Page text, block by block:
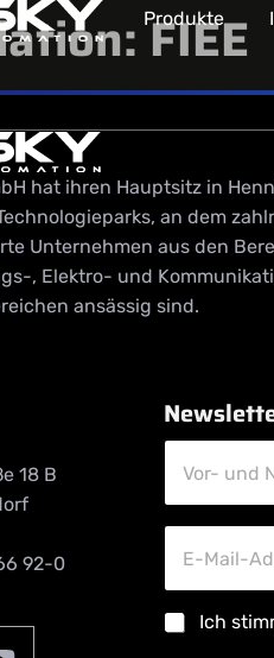
Produkte
FIEE
hat ihren Hauptsitz in
an dem
Unternehmen aus den
, Elektro- und
ansässig sind.
18 B
92-0
V
d
N
a
Vor- und
E
i
E-Mail-
D
Ich